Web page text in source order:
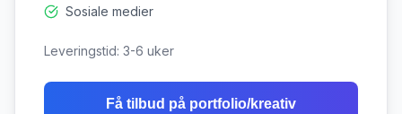
Sosiale medier
Leveringstid: 3-6 uker
Få tilbud på portfolio/kreativ